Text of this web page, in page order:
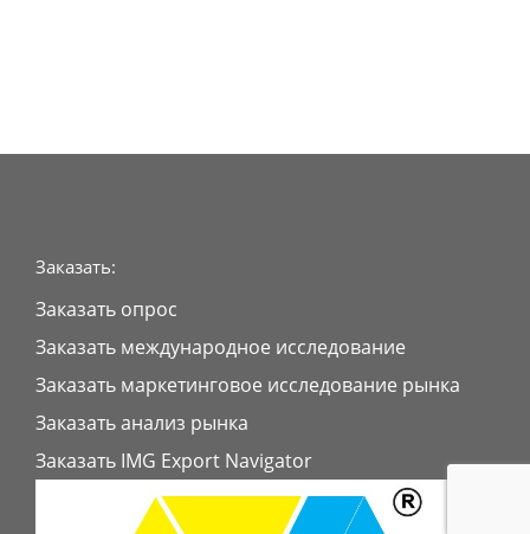
Заказать:
Заказать опрос
Заказать международное исследование
Заказать маркетинговое исследование рынка
Заказать анализ рынка
Заказать IMG Export Navigator